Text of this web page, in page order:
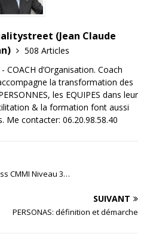
(Jean Claude
508 Articles
COACH d’Organisation. Coach
la transformation des
les EQUIPES dans leur
& la formation font aussi
Me contacter: 06.20.98.58.40
CMMI Niveau 3…
SUIVANT
PERSONAS: définition et démarche